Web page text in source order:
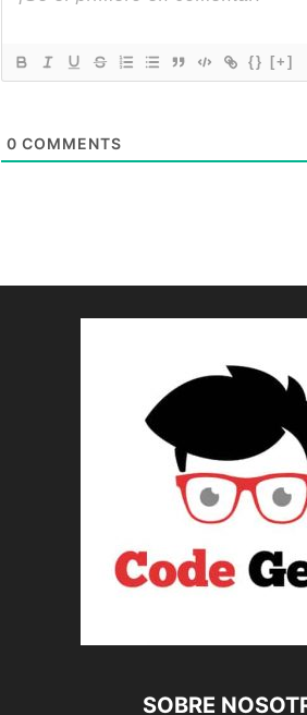
{} [+]
0 COMMENTS
SOBRE